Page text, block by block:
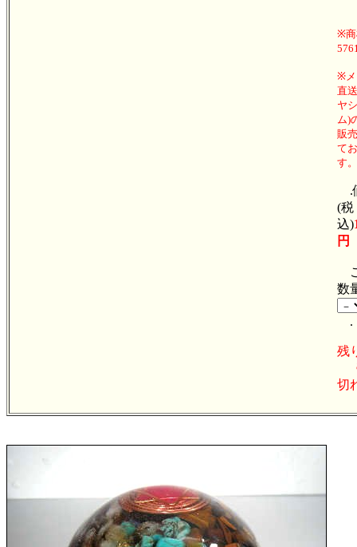
※商
※メ
直
ヤ
ム)
販
て
す。
.
(税
込)
円
数
.
残
切